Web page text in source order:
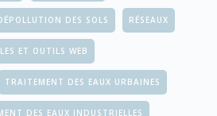
DES SOLS RÉSEAUX
ET OUTILS WEB
TRAITEMENT DES EAUX URBAINES
DES EAUX INDUSTRIELLES